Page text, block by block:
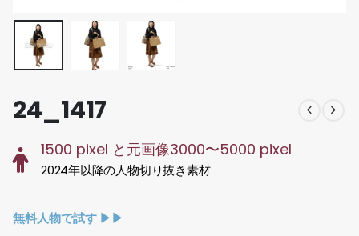
24_1417
1500 pixel と元画像3000〜5000 pixel
2024年以降の人物切り抜き素材
無料人物で試す ▶︎▶︎